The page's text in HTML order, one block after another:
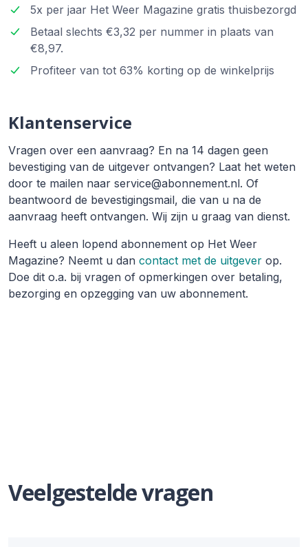
5x per jaar Het Weer Magazine gratis thuisbezorgd
Betaal slechts €3,32 per nummer in plaats van
€8,97.
Profiteer van tot 63% korting op de winkelprijs
Klantenservice
Vragen over een aanvraag? En na 14 dagen geen
bevestiging van de uitgever ontvangen? Laat het weten
door te mailen naar service@abonnement.nl. Of
beantwoord de bevestigingsmail, die van u na de
aanvraag heeft ontvangen. Wij zijn u graag van dienst.
Heeft u aleen lopend abonnement op Het Weer
Magazine? Neemt u dan contact met de uitgever op.
Doe dit o.a. bij vragen of opmerkingen over betaling,
bezorging en opzegging van uw abonnement.
Veelgestelde vragen